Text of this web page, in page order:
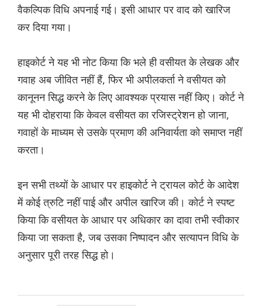
वैकल्पिक विधि अपनाई गई। इसी आधार पर वाद को खारिज
कर दिया गया।
हाइकोर्ट ने यह भी नोट किया कि भले ही वसीयत के लेखक और
गवाह अब जीवित नहीं हैं, फिर भी अपीलकर्ता ने वसीयत को
कानूनन सिद्ध करने के लिए आवश्यक प्रयास नहीं किए। कोर्ट ने
यह भी दोहराया कि केवल वसीयत का रजिस्ट्रेशन हो जाना,
गवाहों के माध्यम से उसके प्रमाण की अनिवार्यता को समाप्त नहीं
करता।
इन सभी तथ्यों के आधार पर हाइकोर्ट ने ट्रायल कोर्ट के आदेश
में कोई त्रुटि नहीं पाई और अपील खारिज की। कोर्ट ने स्पष्ट
किया कि वसीयत के आधार पर अधिकार का दावा तभी स्वीकार
किया जा सकता है, जब उसका निष्पादन और सत्यापन विधि के
अनुसार पूरी तरह सिद्ध हो।